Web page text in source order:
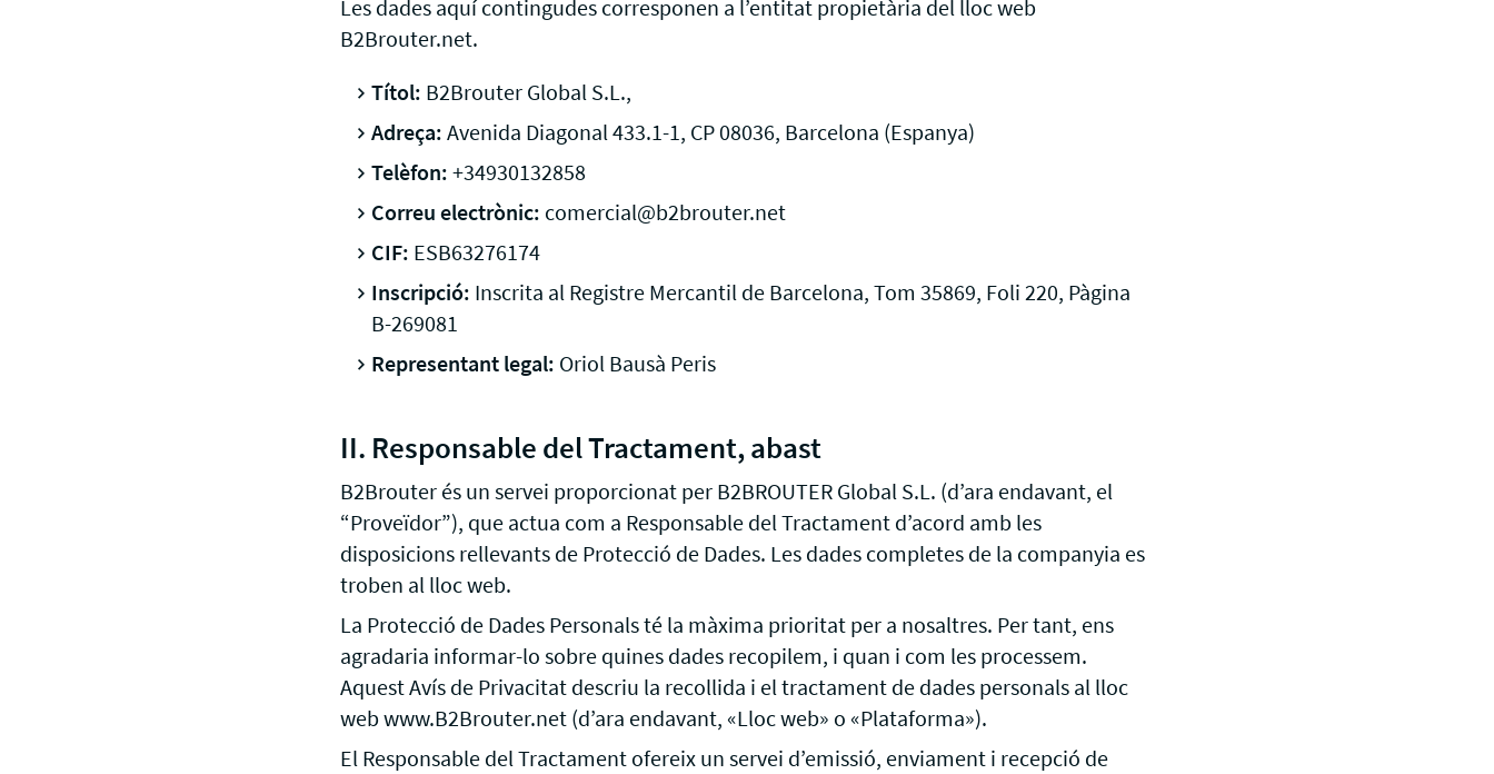
dels teus clients automàticament
VeriFactu
Enviar factures electròniques amb SAP
SAP Business One, SAP R3
Les dades aquí contingudes corresponen a l’entitat propietària del lloc web
B2Brouter.net.
Títol: B2Brouter Global S.L.,
Adreça: Avenida Diagonal 433.1-1, CP 08036, Barcelona (Espanya)
Telèfon: +34930132858
Correu electrònic: comercial@b2brouter.net
CIF: ESB63276174
Inscripció: Inscrita al Registre Mercantil de Barcelona, Tom 35869, Foli 220, Pàgina
B-269081
Representant legal: Oriol Bausà Peris
II. Responsable del Tractament, abast
B2Brouter és un servei proporcionat per B2BROUTER Global S.L. (d’ara endavant, el
“Proveïdor”), que actua com a Responsable del Tractament d’acord amb les
disposicions rellevants de Protecció de Dades. Les dades completes de la companyia es
troben al lloc web.
La Protecció de Dades Personals té la màxima prioritat per a nosaltres. Per tant, ens
agradaria informar-lo sobre quines dades recopilem, i quan i com les processem.
Aquest Avís de Privacitat descriu la recollida i el tractament de dades personals al lloc
web www.B2Brouter.net (d’ara endavant, «Lloc web» o «Plataforma»).
El Responsable del Tractament ofereix un servei d’emissió, enviament i recepció de